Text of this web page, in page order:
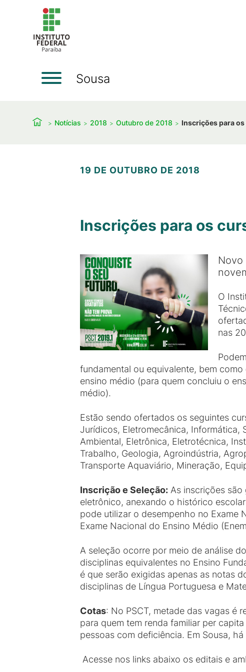
Sousa
Notícias 2018 Outubro de 2018 Inscrições para
19 DE OUTUBRO DE 2018
Inscrições para os
O
nas
fundamental ou equivalente, bem
ensino médio (para quem concluiu o
médio).
Estão sendo ofertados os seguintes
Jurídicos, Eletromecânica, Informática,
Ambiental, Eletrônica, Eletrotécnica,
Trabalho, Geologia, Agroindústria,
Transporte Aquaviário, Mineração,
Inscrição e Seleção: As inscrições
eletrônico, anexando o histórico
pode utilizar o desempenho no Exame
Exame Nacional do Ensino Médio
A seleção ocorre por meio de análise
disciplinas equivalentes no Ensino
é que serão exigidas apenas as notas
disciplinas de Língua Portuguesa e
Cotas: No PSCT, metade das vagas é
para quem tem renda familiar per
pessoas com deficiência. Em Sousa,
Acesse nos links abaixo os editais e